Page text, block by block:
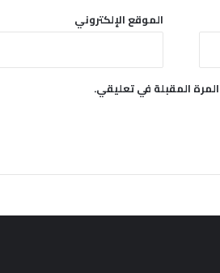
الموقع الإلكتروني
المقبلة في تعليقي.